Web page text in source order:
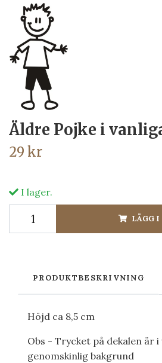
Äldre Pojke i
29 kr
I lager.
LÄGG I
PRODUKTBESKRIVNING
Höjd ca 8,5 cm
Obs - Trycket på dekalen är
genomskinlig bakgrund